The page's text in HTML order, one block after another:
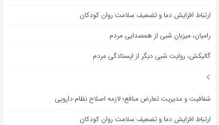
ارتباط افزایش دما و تضعیف سلامت روان کودکان
رامیان، میزبان شبی از همصدایی مردم
گالیکش، روایت شبی دیگر از ایستادگی مردم
شفافیت و مدیریت تعارض منافع؛ لازمه اصلاح نظام دارویی
ارتباط افزایش دما و تضعیف سلامت روان کودکان